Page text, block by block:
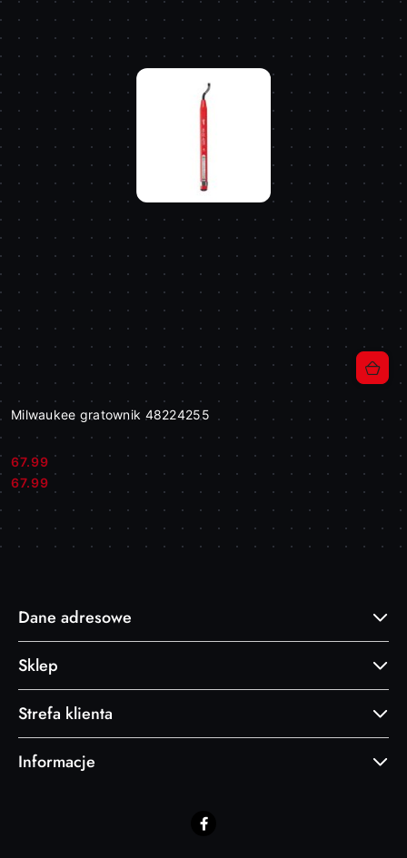
Milwaukee gratownik 48224255
Cena:
67.99
Cena:
67.99
Dane adresowe
Sklep
Strefa klienta
Informacje